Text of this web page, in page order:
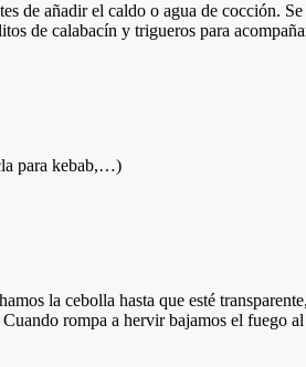
añadir el caldo o agua de cocción.
de calabacín y trigueros para
para kebab,…)
la cebolla hasta que esté
rompa a hervir bajamos el fuego